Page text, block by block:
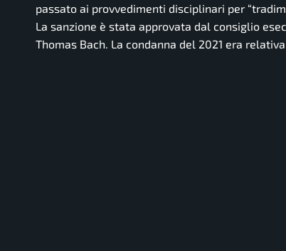
passato ai provvedimenti disciplinari per
La sanzione è stata approvata dal consiglio
Thomas Bach. La condanna del 2021 era